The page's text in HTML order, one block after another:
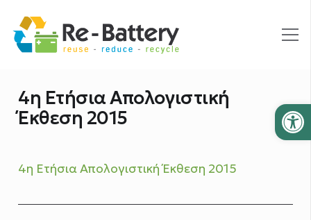
4η Ετήσια Απολογιστική
Έκθεση 2015
4η Ετήσια Απολογιστική Έκθεση 2015